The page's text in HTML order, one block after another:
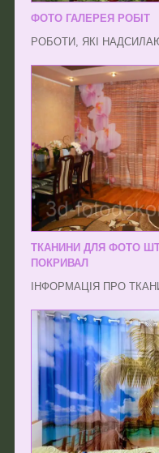
ФОТО ГАЛЕРЕЯ РОБІТ
РОБОТИ, ЯКІ
ТКАНИНИ ДЛЯ ФОТО
ПОКРИВАЛ
ІНФОРМАЦІЯ ПРО